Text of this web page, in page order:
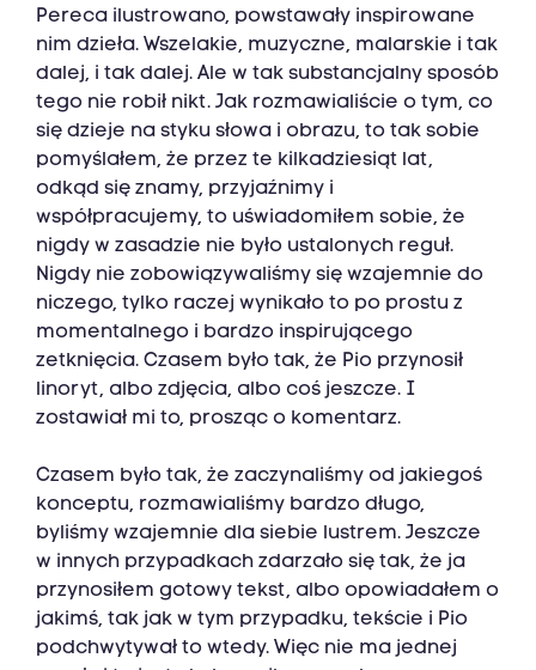
Pereca ilustrowano, powstawały inspirowane
nim dzieła. Wszelakie, muzyczne, malarskie i tak
dalej, i tak dalej. Ale w tak substancjalny sposób
tego nie robił nikt. Jak rozmawialiście o tym, co
się dzieje na styku słowa i obrazu, to tak sobie
pomyślałem, że przez te kilkadziesiąt lat,
odkąd się znamy, przyjaźnimy i
współpracujemy, to uświadomiłem sobie, że
nigdy w zasadzie nie było ustalonych reguł.
Nigdy nie zobowiązywaliśmy się wzajemnie do
niczego, tylko raczej wynikało to po prostu z
momentalnego i bardzo inspirującego
zetknięcia. Czasem było tak, że Pio przynosił
linoryt, albo zdjęcia, albo coś jeszcze. I
zostawiał mi to, prosząc o komentarz.
Czasem było tak, że zaczynaliśmy od jakiegoś
konceptu, rozmawialiśmy bardzo długo,
byliśmy wzajemnie dla siebie lustrem. Jeszcze
w innych przypadkach zdarzało się tak, że ja
przynosiłem gotowy tekst, albo opowiadałem o
jakimś, tak jak w tym przypadku, tekście i Pio
podchwytywał to wtedy. Więc nie ma jednej